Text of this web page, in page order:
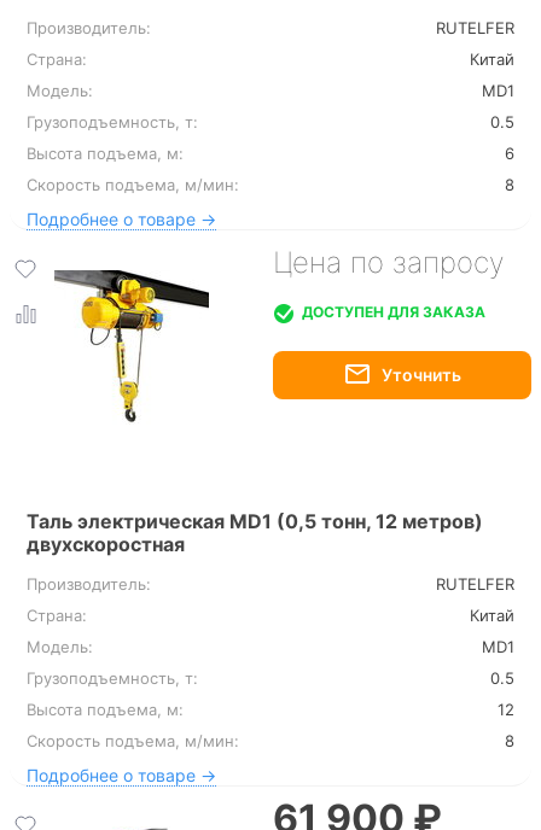
Производитель:
RUTELFER
Страна:
Китай
Модель:
MD1
Грузоподъемность, т:
0.5
Высота подъема, м:
6
Скорость подъема, м/мин:
8
Подробнее о товаре →
Таль электрическая MD1 (0,5 тонн, 12 метров)
двухскоростная
Производитель:
RUTELFER
Страна:
Китай
Модель:
MD1
Грузоподъемность, т:
0.5
Высота подъема, м:
12
Скорость подъема, м/мин:
8
Подробнее о товаре →
Цена по запросу
ДОСТУПЕН ДЛЯ ЗАКАЗА
61 900 ₽